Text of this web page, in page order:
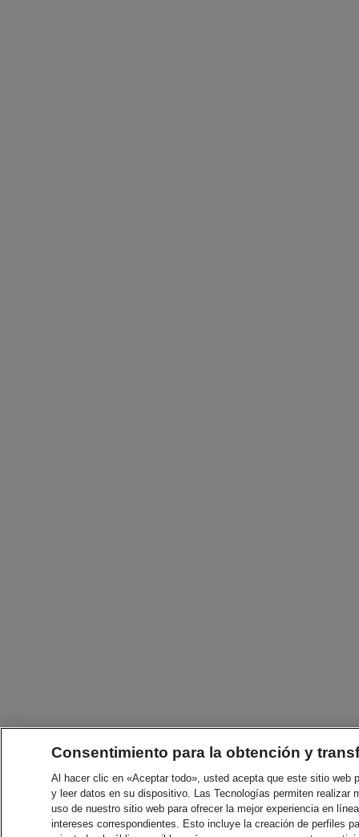
Consentimiento para la obtención y
Al hacer clic en «Aceptar todo», usted acepta que este sitio
y leer datos en su dispositivo. Las Tecnologías permiten
uso de nuestro sitio web para ofrecer la mejor experiencia en
intereses correspondientes. Esto incluye la creación de perfiles